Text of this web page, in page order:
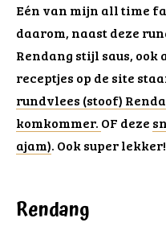
Eén van mijn all time
daarom, naast deze
Rendang stijl saus, ook
receptjes op de site
rundvlees (stoof)
komkommer. OF deze
ajam). Ook super lekker!
Rendang